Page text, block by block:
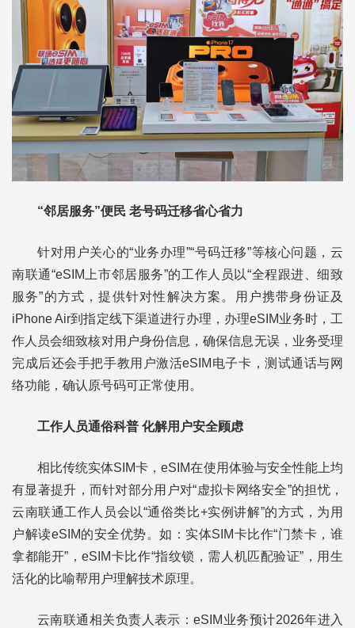
“邻居服务”便民 老号码迁移省心省力
针对用户关心的“业务办理”“号码迁移”等核心问题，云
南联通“eSIM上市邻居服务”的工作人员以“全程跟进、细致
服务”的方式，提供针对性解决方案。用户携带身份证及
iPhone Air到指定线下渠道进行办理，办理eSIM业务时，工
作人员会细致核对用户身份信息，确保信息无误，业务受理
完成后还会手把手教用户激活eSIM电子卡，测试通话与网
络功能，确认原号码可正常使用。
工作人员通俗科普 化解用户安全顾虑
相比传统实体SIM卡，eSIM在使用体验与安全性能上均
有显著提升，而针对部分用户对“虚拟卡网络安全”的担忧，
云南联通工作人员会以“通俗类比+实例讲解”的方式，为用
户解读eSIM的安全优势。如：实体SIM卡比作“门禁卡，谁
拿都能开”，eSIM卡比作“指纹锁，需人机匹配验证”，用生
活化的比喻帮用户理解技术原理。
云南联通相关负责人表示：eSIM业务预计2026年进入